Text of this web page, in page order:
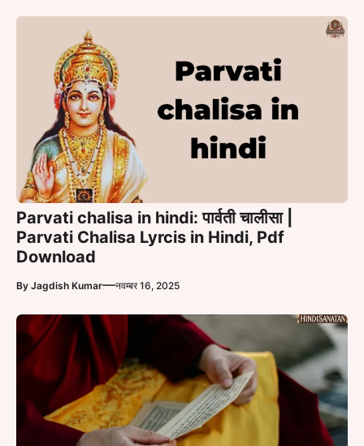
Parvati chalisa in hindi: पार्वती चालीसा |
Parvati Chalisa Lyrcis in Hindi, Pdf
Download
By Jagdish Kumar—नवम्बर 16, 2025